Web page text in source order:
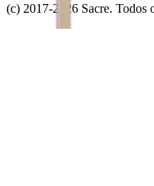
(c) 2017-2026 Sacre. Todos